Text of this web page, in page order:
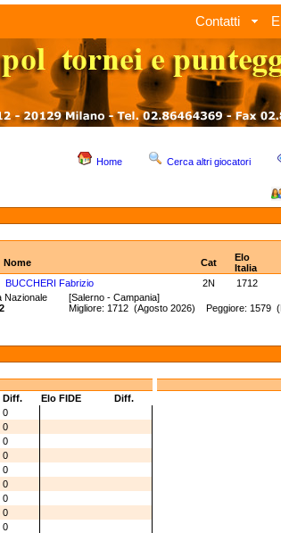
Contatti
Home Cerca altri giocatori
Nome
Cat
Elo
Italia
BUCCHERI Fabrizio
2N 1712
Nazionale [Salerno - Campania]
Migliore: 1712 (Agosto 2026) Peggiore: 1579
Diff. Elo FIDE
Diff.
0
0
0
0
0
0
0
0
0